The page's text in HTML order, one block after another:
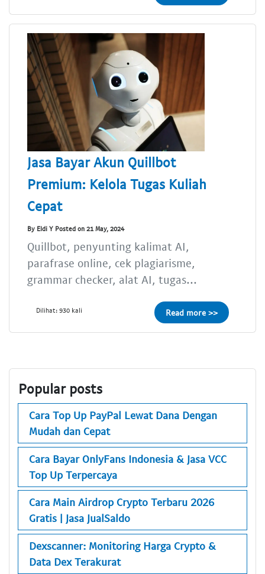
Jasa Bayar Akun Quillbot
Premium: Kelola Tugas Kuliah
Cepat
By Eldi Y Posted on 21 May, 2024
Quillbot, penyunting kalimat AI,
parafrase online, cek plagiarisme,
grammar checker, alat AI, tugas...
Dilihat: 930 kali Read more >>
Popular posts
Cara Top Up PayPal Lewat Dana Dengan
Mudah dan Cepat
Cara Bayar OnlyFans Indonesia & Jasa VCC
Top Up Terpercaya
Cara Main Airdrop Crypto Terbaru 2026
Gratis | Jasa JualSaldo
Dexscanner: Monitoring Harga Crypto &
Data Dex Terakurat